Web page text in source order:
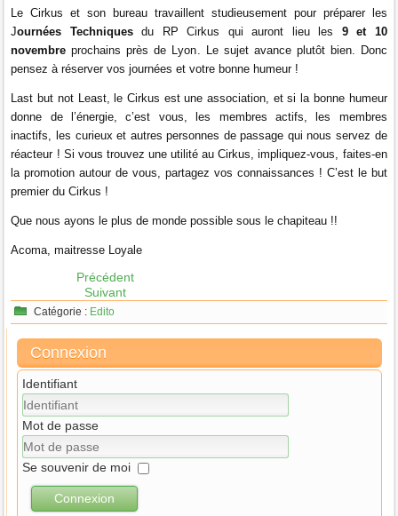
Le Cirkus et son bureau travaillent studieusement pour préparer les
Journées Techniquesdu RP Cirkus qui auront lieu les 9 et 10
novembre prochains près de Lyon. Le sujet avance plutôt bien. Donc
pensez à réserver vos journées et votre bonne humeur !
Last but not Least, le Cirkus est une association, et si la bonne humeur
donne de l’énergie, c’est vous, les membres actifs, les membres
inactifs, les curieux et autres personnes de passage qui nous servez de
réacteur ! Si vous trouvez une utilité au Cirkus, impliquez-vous, faites-en
la promotion autour de vous, partagez vos connaissances ! C’est le but
premier du Cirkus !
Que nous ayons le plus de monde possible sous le chapiteau !!
Acoma, maitresse Loyale
Précédent
Suivant
Catégorie : Edito
Connexion
Identifiant
Mot de passe
Se souvenir de moi
Connexion